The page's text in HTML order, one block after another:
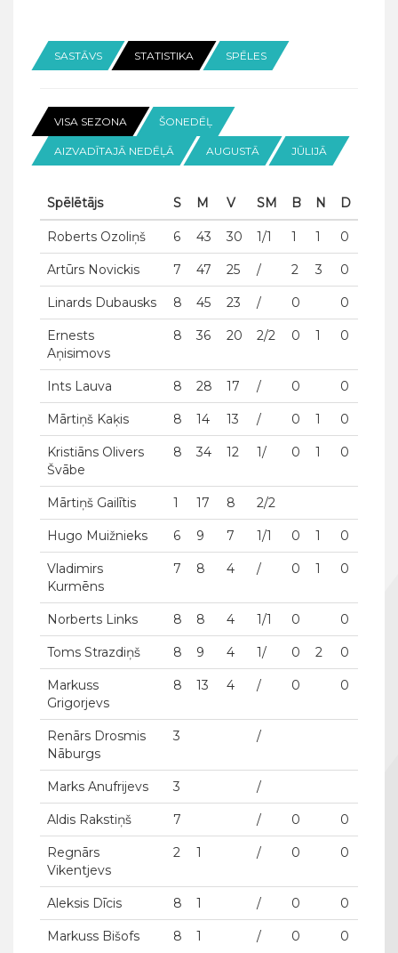
SASTĀVS STATISTIKA SPĒLES
VISA SEZONA ŠONEDĒĻ
AIZVADĪTAJĀ NEDĒĻĀ AUGUSTĀ JŪLIJĀ
Spēlētājs S M V SM B N D
Roberts Ozoliņš 6 43 30 1/1 1 1 0
Artūrs Novickis 7 47 25 / 2 3 0
Linards Dubausks 8 45 23 / 0 0
Ernests
Aņisimovs
8 36 20 2/2 0 1 0
Ints Lauva 8 28 17 / 0 0
Mārtiņš Kaķis 8 14 13 / 0 1 0
Kristiāns Olivers
Švābe
8 34 12 1/ 0 1 0
Mārtiņš Gailītis 1 17 8 2/2
Hugo Muižnieks 6 9 7 1/1 0 1 0
Vladimirs
Kurmēns
7 8 4 / 0 1 0
Norberts Links 8 8 4 1/1 0 0
Toms Strazdiņš 8 9 4 1/ 0 2 0
Markuss
Grigorjevs
8 13 4 / 0 0
Renārs Drosmis
Nāburgs
3 /
Marks Anufrijevs 3 /
Aldis Rakstiņš 7 / 0 0
Regnārs
Vikentjevs
2 1 / 0 0
Aleksis Dīcis 8 1 / 0 0
Markuss Bišofs 8 1 / 0 0